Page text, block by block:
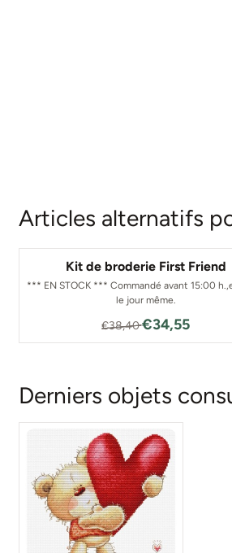
Articles alternatifs
Kit de broderie First Friend
*** EN STOCK *** Commandé avant 15:00
le jour même.
Par38,40 pour
€38,40€34,55
Derniers objets